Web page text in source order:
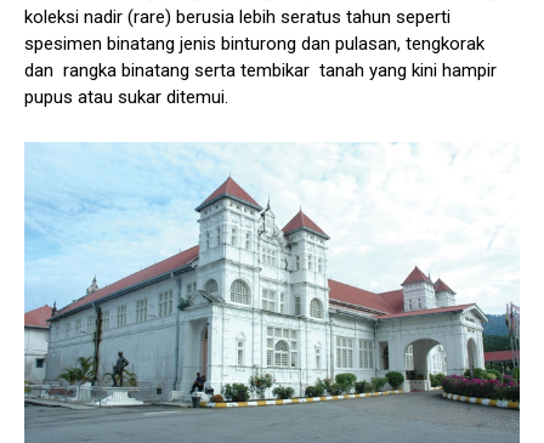
koleksi nadir (rare) berusia lebih seratus tahun seperti
spesimen binatang jenis binturong dan pulasan, tengkorak
dan rangka binatang serta tembikar tanah yang kini hampir
pupus atau sukar ditemui.